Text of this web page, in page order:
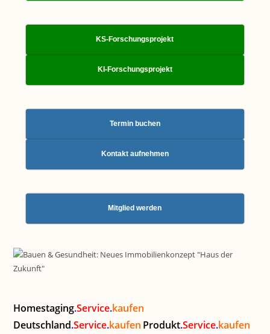
KS-Forschungsprojekt
KI-Forschungsprojekt
Termin buchen
Kontakt aufnehmen
Mitglied werden
Homestaging.Service.kaufen
Deutschland.Service.kaufen Produkt.Service.kaufen